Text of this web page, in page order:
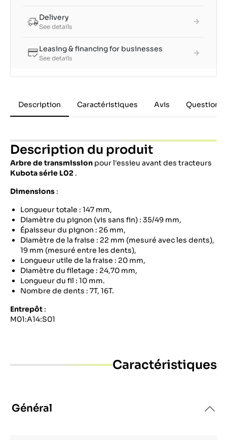
Delivery
See details
Leasing & financing for businesses
See details
Description Caractéristiques Avis Questions
Description du produit
Arbre de transmission pour l'essieu avant des tracteurs
Kubota série L02 .
Dimensions :
Longueur totale : 147 mm,
Diamètre du pignon (vis sans fin) : 35/49 mm,
Épaisseur du pignon : 26 mm,
Diamètre de la fraise : 22 mm (mesuré avec les dents),
19 mm (mesuré entre les dents),
Longueur utile de la fraise : 20 mm,
Diamètre du filetage : 24,70 mm,
Longueur du fil : 10 mm.
Nombre de dents : 7T, 16T.
Entrepôt :
M01:A14:S01
Caractéristiques
Général